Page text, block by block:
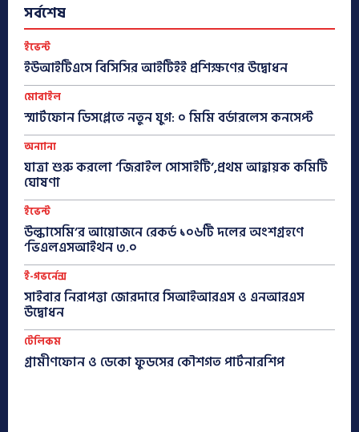
সর্বশেষ
ইভেন্ট
ইউআইটিএসে বিসিসির আইটিইই প্রশিক্ষণের উদ্বোধন
মোবাইল
স্মার্টফোন ডিসপ্লেতে নতুন যুগ: ০ মিমি বর্ডারলেস কনসেপ্ট
অন্যান্য
যাত্রা শুরু করলো ‘জিরাইল সোসাইটি’,প্রথম আহ্বায়ক কমিটি
ঘোষণা
ইভেন্ট
উল্কাসেমি’র আয়োজনে রেকর্ড ১০৬টি দলের অংশগ্রহণে
‘ভিএলএসআইথন ৩.০
ই-গভর্নেন্স
সাইবার নিরাপত্তা জোরদারে সিআইআরএস ও এনআরএস
উদ্বোধন
টেলিকম
গ্রামীণফোন ও ডেকো ফুডসের কৌশগত পার্টনারশিপ